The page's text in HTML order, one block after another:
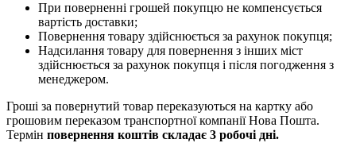
При поверненні грошей покупцю не компенсується
вартість доставки;
Повернення товару здійснюється за рахунок покупця;
Надсилання товару для повернення з інших міст
здійснюється за рахунок покупця і після погодження з
менеджером.
Гроші за повернутий товар переказуються на картку або
грошовим переказом транспортної компанії Нова Пошта.
Термін повернення коштів складає 3 робочі дні.